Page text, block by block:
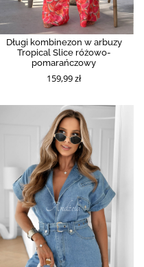
Długi kombinezon w arbuzy
Tropical Slice różowo-
pomarańczowy
159,99 zł